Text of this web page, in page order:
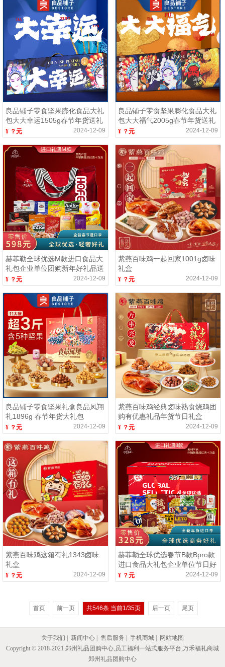
良品铺子零食坚果膨化食品大礼
包大大幸运1505g春节年货送礼
¥ ？元 2024-12-09
良品铺子零食坚果膨化食品大礼
包大大福气2005g春节年货送礼
团购
¥ ？元 2024-12-09
赫菲勒全球优选M款进口食品大
礼包企业单位团购新年好礼品送
朋友
¥ ？元 2024-12-09
紫燕百味鸡一起回家1001g卤味
礼盒
¥ ？元 2024-12-09
良品铺子零食坚果礼盒良品凤翔
礼1896g 春节年货大礼包
¥ ？元 2024-12-09
紫燕百味鸡经典卤味熟食烧鸡团
购有优惠礼品年货节日礼盒
2025新款
¥ ？元 2024-12-09
紫燕百味鸡这箱有礼1343卤味
礼盒
¥ ？元 2024-12-09
赫菲勒全球优选春节B款Bpro款
进口食品大礼包企业单位节日好
礼品
¥ ？元 2024-12-09
首页 前一页 共546条 当前1/35页 后一页 尾页
关于我们 | 新闻中心 | 售后服务 | 手机商城 | 网站地图
Copyright © 2018-2021 郑州礼品团购中心,员工福利一站式服务平台,万禾福礼商城
郑州礼品团购中心